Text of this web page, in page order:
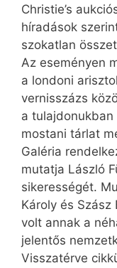
Christie’s
híradások
szokatlan
Az eseményen
a londoni
vernisszázs
a
mostani tárlat
Galéria
mutatja László
sikerességét.
Károly és
volt annak a
jelentős
Visszatérve